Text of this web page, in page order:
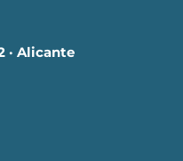
· Alicante